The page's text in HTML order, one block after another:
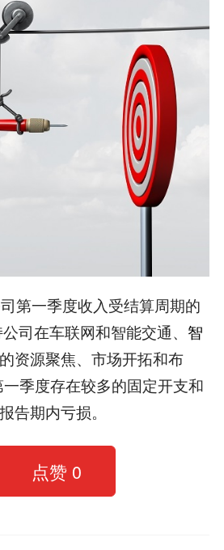
一季度收入受结算周期的
司在车联网和智能交通、 智
资源聚焦、市场开拓和布
季度存在较多的固定开支和
告期内亏损。
点赞 0